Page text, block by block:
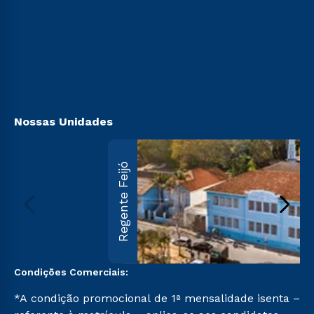
Nossas Unidades
Regente Feijó
Condições Comerciais:
*A condição promocional de 1ª mensalidade isenta –